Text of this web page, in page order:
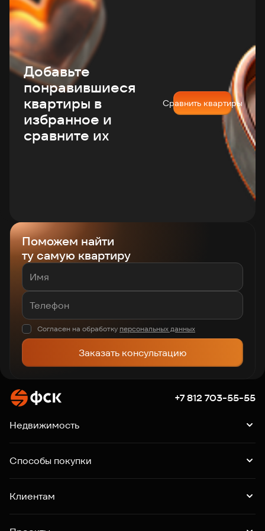
Добавьте
понравившиеся
квартиры в
избранное и
сравните их
Сравнить квартиры
Поможем найти
ту самую квартиру
Согласен на обработку персональных данных
Заказать консультацию
+7 812 703-55-55
Недвижимость
Квартиры
Машино-места
Коммерция
Способы покупки
Ипотека
Trade-in
Господдержка
Клиентам
Выдача ключей